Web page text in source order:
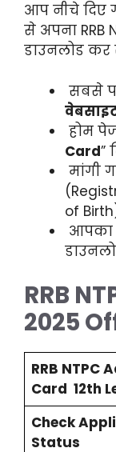
आप नीचे दिए
से अपना RRB
डाउनलोड
सबसे
होम
Card”
मांगी
of
आपका
RRB
2025
RRB NTPC
Card 12th
Check
Status